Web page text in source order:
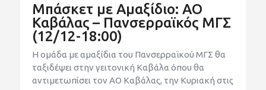
Μπάσκετ με Αμαξίδιο: ΑΟ
Καβάλας – Πανσερραϊκός ΜΓΣ
(12/12-18:00)
Η ομάδα με αμαξίδια του Πανσερραϊκού ΜΓΣ θα
ταξιδέψει στην γειτονική Καβάλα όπου θα
αντιμετωπίσει τον ΑΟ Καβάλας, την Κυριακή στις